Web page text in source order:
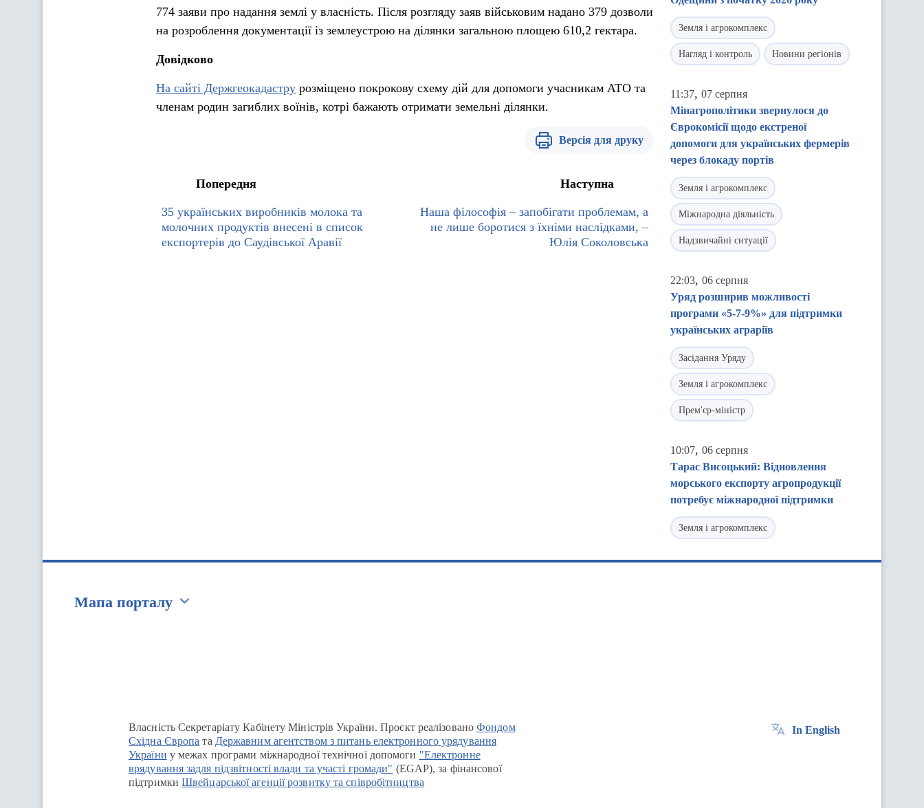
774 заяви про надання землі у власність. Після розгляду заяв військовим надано 379 дозволи
на розроблення документації із землеустрою на ділянки загальною площею 610,2 гектара.
Довідково
На сайті Держгеокадастру розміщено покрокову схему дій для допомоги учасникам АТО та
членам родин загиблих воїнів, котрі бажають отримати земельні ділянки.
Версія для друку
Попередня
35 українських виробників молока та
молочних продуктів внесені в список
експортерів до Саудівської Аравії
Наступна
Наша філософія – запобігати проблемам, а
не лише боротися з їхніми наслідками, –
Юлія Соколовська
Земля і агрокомплекс
Нагляд і контроль Новини регіонів
11:37, 07 серпня
Мінагрополітики звернулося до
Єврокомісії щодо екстреної
допомоги для українських фермерів
через блокаду портів
Земля і агрокомплекс
Міжнародна діяльність
Надзвичайні ситуації
22:03, 06 серпня
Уряд розширив можливості
програми «5-7-9%» для підтримки
українських аграріїв
Засідання Уряду
Земля і агрокомплекс
Прем'єр-міністр
10:07, 06 серпня
Тарас Висоцький: Відновлення
морського експорту агропродукції
потребує міжнародної підтримки
Земля і агрокомплекс
Мапа порталу
Власність Секретаріату Кабінету Міністрів України. Проєкт реалізованоФондом
Східна Європа та Державним агентством з питань електронного урядування
України у межах програми міжнародної технічної допомоги "Електронне
врядування задля підзвітності влади та участі громади" (EGAP), за фінансової
підтримки Швейцарської агенції розвитку та співробітництва
In English